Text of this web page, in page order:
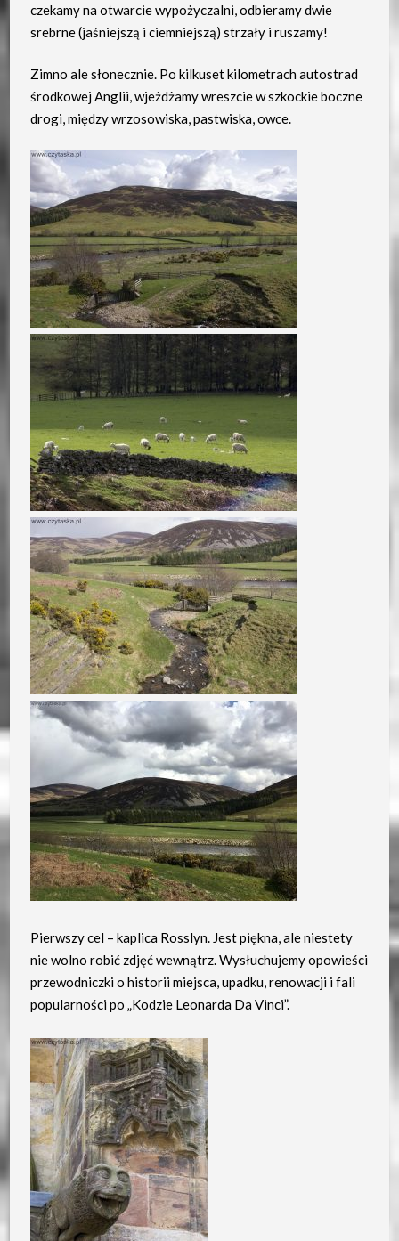
czekamy na otwarcie wypożyczalni, odbieramy dwie
srebrne (jaśniejszą i ciemniejszą) strzały i ruszamy!
Zimno ale słonecznie. Po kilkuset kilometrach autostrad
środkowej Anglii, wjeżdżamy wreszcie w szkockie boczne
drogi, między wrzosowiska, pastwiska, owce.
Pierwszy cel – kaplica Rosslyn. Jest piękna, ale niestety
nie wolno robić zdjęć wewnątrz. Wysłuchujemy opowieści
przewodniczki o historii miejsca, upadku, renowacji i fali
popularności po „Kodzie Leonarda Da Vinci”.